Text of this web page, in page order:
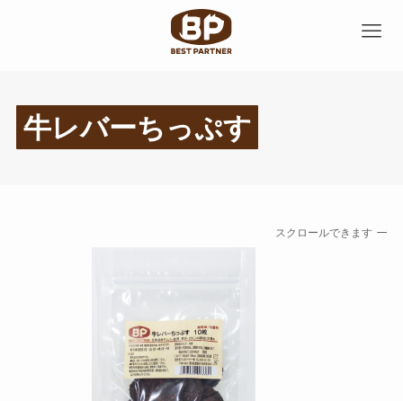
牛レバーちっぷす
スクロールできます